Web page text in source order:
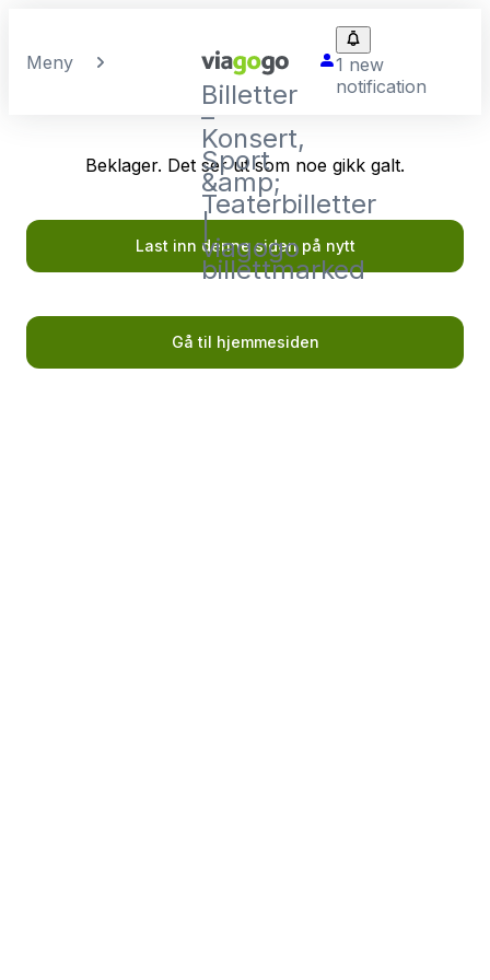
Meny
Billetter
–
Konsert,
Sport
&amp;
Teaterbilletter
|
viagogo
billettmarked
1 new
notification
Beklager. Det ser ut som noe gikk galt.
Last inn denne siden på nytt
Gå til hjemmesiden